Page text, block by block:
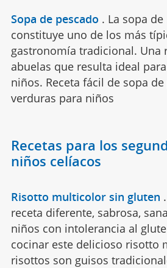
Sopa de pescado . La sopa
constituye uno de los más
gastronomía tradicional. Una
abuelas que resulta ideal
niños. Receta fácil de sopa
verduras para niños
Recetas para los
niños celíacos
Risotto multicolor sin gluten .
receta diferente, sabrosa,
niños con intolerancia al
cocinar este delicioso risotto
risottos son guisos